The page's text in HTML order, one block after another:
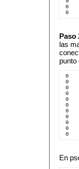
0
0
Paso
las
punto
0
0
0
0
0
0
0
0
0
0
0
En